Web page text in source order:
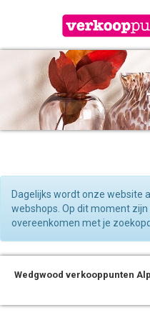
Dagelijks wordt onze website
webshops. Op dit moment
overeenkomen met je
Wedgwood verkooppunten